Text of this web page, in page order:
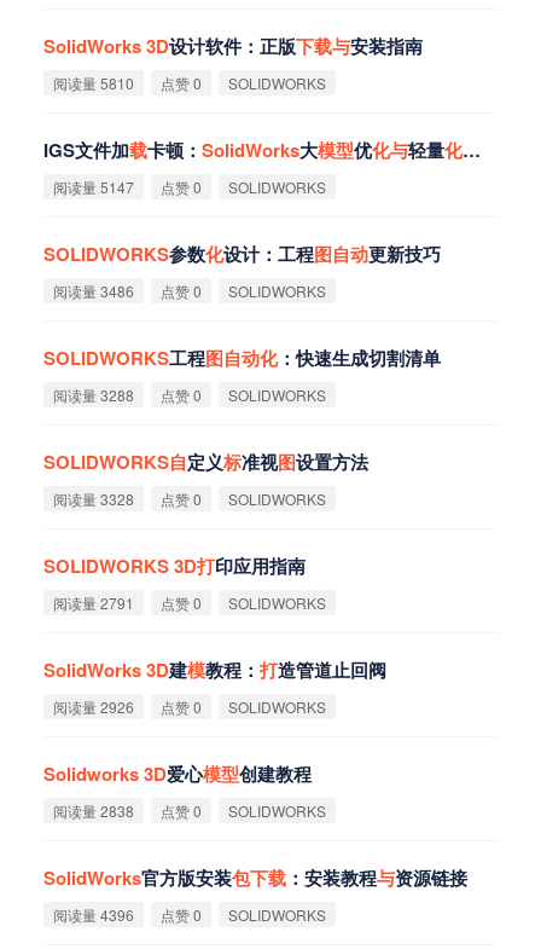
SolidWorks3D设计软件：正版下载与安装指南
阅读量 5810 点赞 0 SOLIDWORKS
IGS文件加载卡顿： SolidWorks大模型优化与轻量化处理
阅读量 5147 点赞 0 SOLIDWORKS
SOLIDWORKS参数化设计：工程图自动更新技巧
阅读量 3486 点赞 0 SOLIDWORKS
SOLIDWORKS工程图自动化：快速生成切割清单
阅读量 3288 点赞 0 SOLIDWORKS
SOLIDWORKS自定义标准视图设置方法
阅读量 3328 点赞 0 SOLIDWORKS
SOLIDWORKS3D打印应用指南
阅读量 2791 点赞 0 SOLIDWORKS
SolidWorks3D建模教程： 打造管道止回阀
阅读量 2926 点赞 0 SOLIDWORKS
Solidworks3D爱心模型创建教程
阅读量 2838 点赞 0 SOLIDWORKS
SolidWorks官方版安装包下载 ：安装教程与资源链接
阅读量 4396 点赞 0 SOLIDWORKS